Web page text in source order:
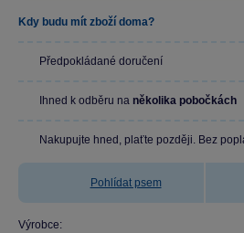
Kdy budu mít zboží doma?
Předpokládané doručení
Ihned k odběru na několika pobočkách
Nakupujte hned, plaťte později. Bez
Pohlídat psem
Výrobce: